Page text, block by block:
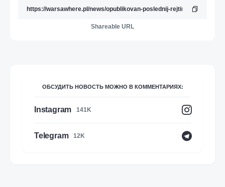
Shareable URL
ОБСУДИТЬ НОВОСТЬ МОЖНО В КОММЕНТАРИЯХ:
Instagram 141K
Telegram 12K